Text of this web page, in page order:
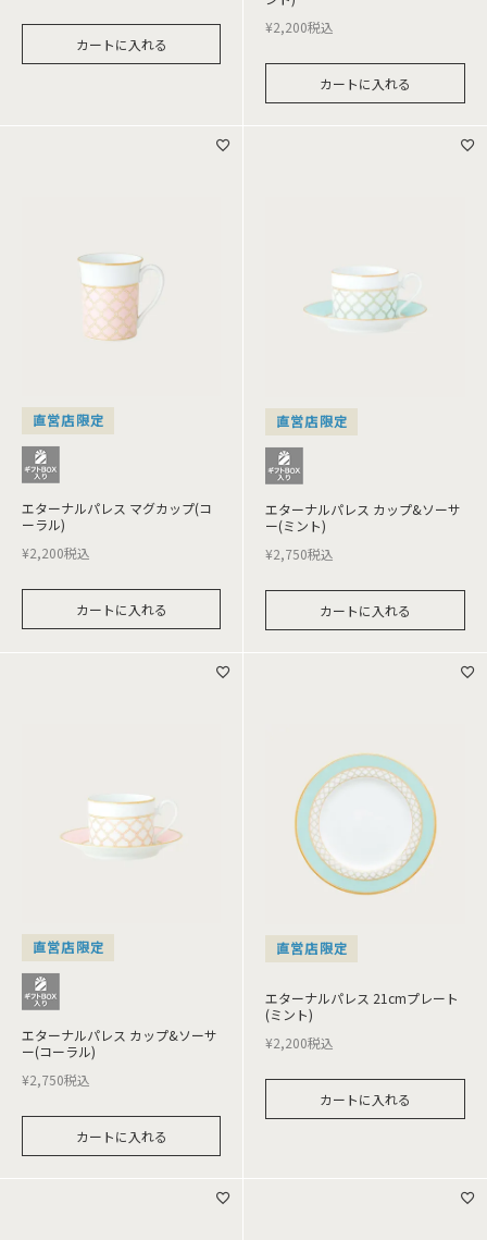
カートに入れる
¥2,200税込
カートに入れる
直営店限定
エターナルパレス マグカップ(コ
ーラル)
¥2,200税込
カートに入れる
直営店限定
エターナルパレス カップ&ソーサ
ー(ミント)
¥2,750税込
カートに入れる
直営店限定
エターナルパレス カップ&ソーサ
ー(コーラル)
¥2,750税込
カートに入れる
直営店限定
エターナルパレス 21cmプレート
(ミント)
¥2,200税込
カートに入れる